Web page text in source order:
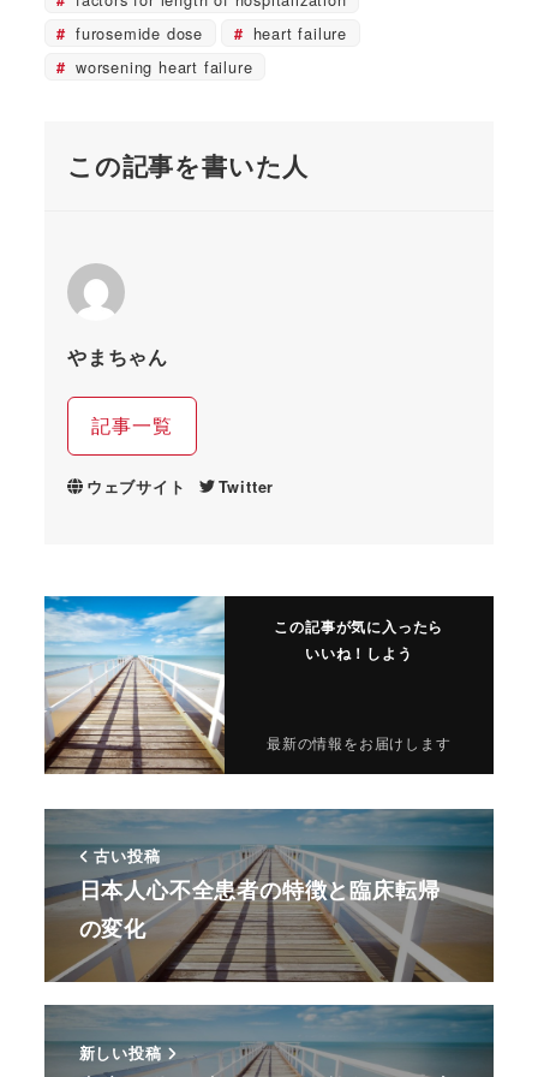
furosemide dose
heart failure
worsening heart failure
この記事を書いた人
やまちゃん
記事一覧
ウェブサイト Twitter
この記事が気に入ったら
いいね！しよう
最新の情報をお届けします
古い投稿
日本人心不全患者の特徴と臨床転帰
の変化
新しい投稿